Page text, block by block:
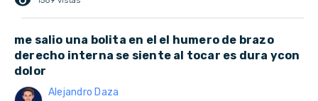
me salio una bolita en el el humero de brazo
derecho interna se siente al tocar es dura ycon
dolor
Alejandro Daza